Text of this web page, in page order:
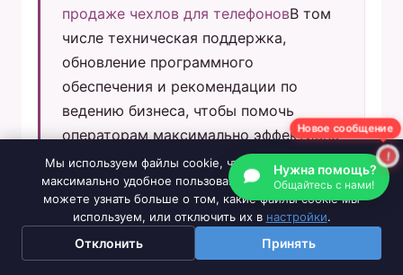
продаже чехлов для телефоновВ том
числе техническая поддержка,
обновление программного
обеспечения и рекомендации по
ведению бизнеса, чтобы помочь
операторам максимально эффективно
использовать свои инвестиции.
Отзывы пользователей
Нужна помощь?
Общайтесь с нами!
Новое сообщение
Мы используем файлы cookie, чтобы обеспечить вам
максимально удобное пользование нашим сайтом. Вы
можете узнать больше о том, какие файлы cookie мы
используем, или отключить их в настройки.
Отклонить Принять